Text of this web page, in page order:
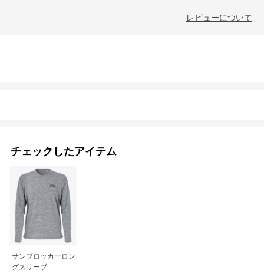
レビューについて
チェックしたアイテム
サンブロッカーロン
グスリーブ